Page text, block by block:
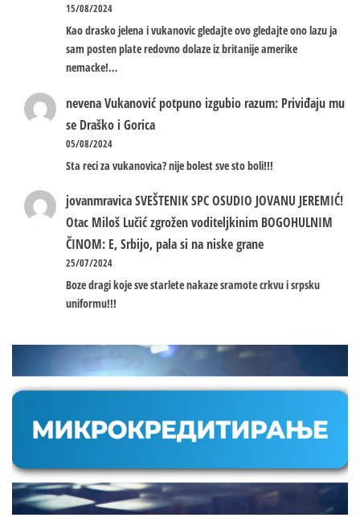
15/08/2024
Kao drasko jelena i vukanovic gledajte ovo gledajte ono lazu ja
sam posten plate redovno dolaze iz britanije amerike
nemacke!…
nevenaVukanović potpuno izgubio razum: Priviđaju mu
se Draško i Gorica
05/08/2024
Sta reci za vukanovica? nije bolest sve sto boli!!!
jovanmravicaSVEŠTENIK SPC OSUDIO JOVANU JEREMIĆ!
Otac Miloš Lučić zgrožen voditeljkinim BOGOHULNIM
ČINOM: E, Srbijo, pala si na niske grane
25/07/2024
Boze dragi koje sve starlete nakaze sramote crkvu i srpsku
uniformu!!!